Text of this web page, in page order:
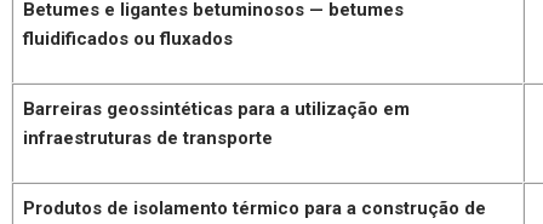
Betumes e ligantes betuminosos — betumes
fluidificados ou fluxados
Barreiras geossintéticas para a utilização em
infraestruturas de transporte
Produtos de isolamento térmico para a construção de